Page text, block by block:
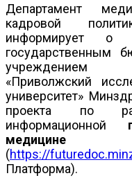
Департамент
кадровой
информирует о
государственным
учреждением
«Приволжский
университет»
проекта по
информационной
медицине
(https://
Платформа).